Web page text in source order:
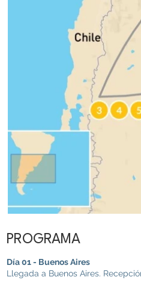
PROGRAMA
Día 01 - Buenos Aires
Llegada a Buenos Aires.